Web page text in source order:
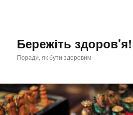
Бережіть здоров'я!
Поради, як бути здоровим